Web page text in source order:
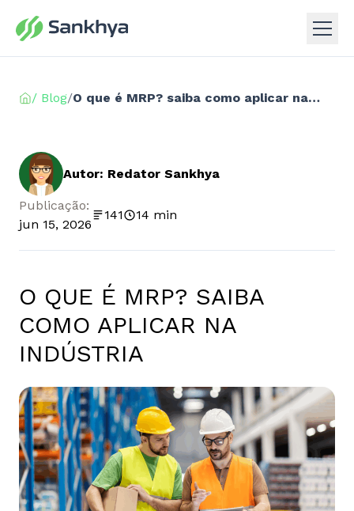
/ Blog/ O que é MRP? saiba como aplicar na indústria
Autor: Redator Sankhya
Publicação:
jun 15, 2026
141 14 min
O QUE É MRP? SAIBA
COMO APLICAR NA
INDÚSTRIA